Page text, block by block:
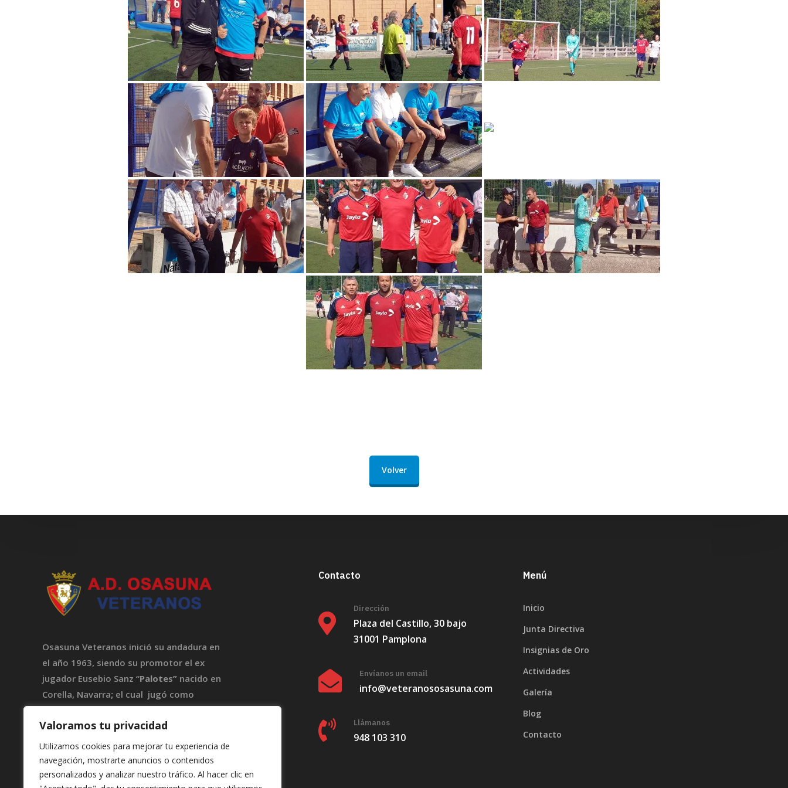
Valoramos tu privacidad
Utilizamos cookies para mejorar tu experiencia de
navegación, mostrarte anuncios o contenidos
personalizados y analizar nuestro tráfico. Al hacer clic en
Volver
Osasuna Veteranos inició su andadura en
el año 1963, siendo su promotor el ex
jugador Eusebio Sanz “Palotes” nacido en
Corella, Navarra; el cual jugó como
temporadas.
Contacto
Dirección
Plaza del Castillo, 30 bajo
31001 Pamplona
Envíanos un email
info@veteranososasuna.com
Llámanos
948 103 310
Menú
Inicio
Junta Directiva
Insignias de Oro
Actividades
Galería
Blog
Contacto